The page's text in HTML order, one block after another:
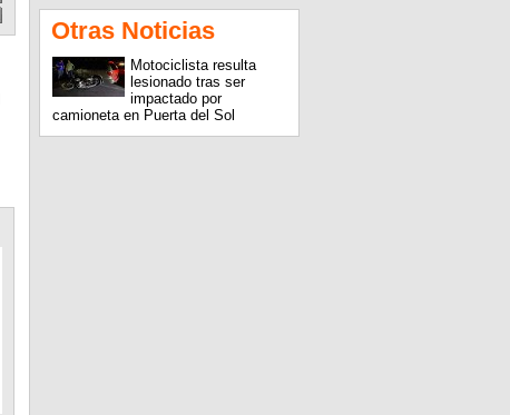
Otras Noticias
Motociclista resulta
lesionado tras ser
impactado por
camioneta en Puerta del Sol